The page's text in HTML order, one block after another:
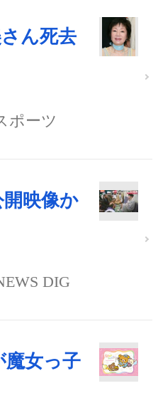
ん死去
ポーツ
映像か
DIG
魔女っ子